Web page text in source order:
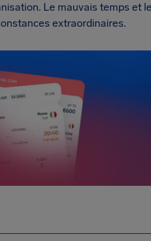
Le mauvais temps et
extraordinaires.